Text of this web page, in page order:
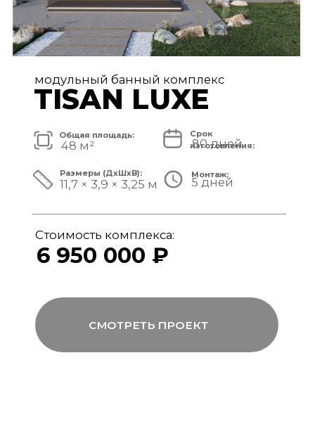
АРХИТЕКТУРА И ЭКСТЕРЬЕР
Мы совмещаем скорость модульной
сборки с технологиями капитального
строительства, включая использование
бетона, керамогранита и премиального
инженерного оборудования